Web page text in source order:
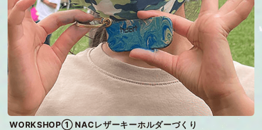
WORKSHOP① NACレザーキーホルダーづくり